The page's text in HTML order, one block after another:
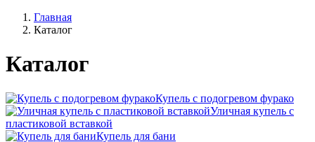
Главная
Каталог
Каталог
Купель с подогревом фурако
Уличная купель с
пластиковой вставкой
Купель для бани